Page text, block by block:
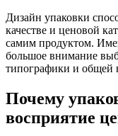
Дизайн упаковки
качестве и ценовой
самим продуктом.
большое внимание
типографики и общей
Почему
восприятие